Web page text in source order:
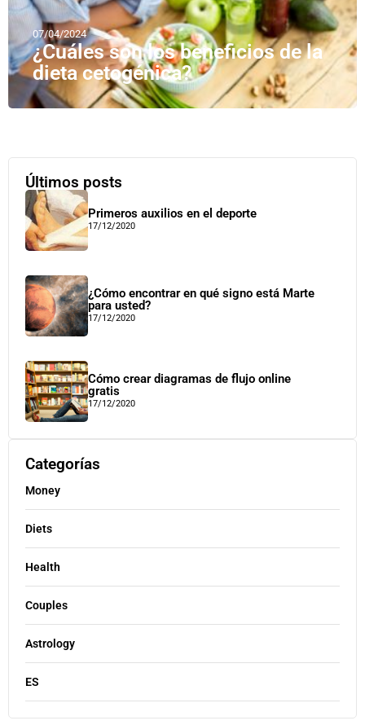
07/04/2024
¿Cuáles son los beneficios de la
dieta cetogénica?
Últimos posts
Primeros auxilios en el deporte
17/12/2020
¿Cómo encontrar en qué signo está Marte
para usted?
17/12/2020
Cómo crear diagramas de flujo online
gratis
17/12/2020
Categorías
Money
Diets
Health
Couples
Astrology
ES